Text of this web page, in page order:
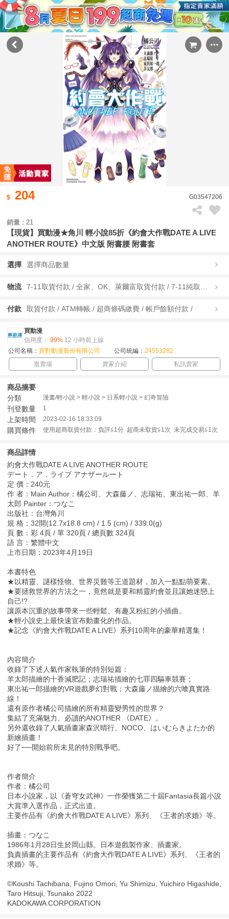
204 G03547206
銷量 : 21
【現貨】買動漫★角川 輕小說85折《約會大作戰DATE A LIVE
ANOTHER ROUTE》中文版 附書腰 附書套
選擇 選擇商品數量
物流
付款 取貨付款 / ATM轉帳 / 超商條碼繳費 / 帳戶餘額付款 /
買動漫
信用度： 99% 12 小時前上線
公司名稱： 買對動漫股份有限公司 公司統編： 24553282
逛賣場
賣家介紹 私訊賣家
商品摘要
分類
漫畫/輕小說 > 輕小說 > 日系輕小說 > 幻奇冒險
刊登數量 1
上架時間 2023-02-16 18:33:09
購買條件 使用超商取貨付款：負評≦1分 超商未取貨≦1次 未完成交易≦1次
商品詳情
約會大作戰DATE A LIVE ANOTHER ROUTE
デート．ア．ライブ アナザールート
定 價：240元
作 者：Main Author：橘公司、大森藤ノ、志瑞祐、東出祐一郎、羊
太郎 Painter：つなこ
出版社：台灣角川
規 格：32開(12.7x18.8 cm) / 1.5 (cm) / 339.0(g)
頁 數：彩 4頁 / 單 320頁 / 總頁數 324頁
語 言：繁體中文
上市日期：2023年4月19日
本書特色
★以精靈、謎樣怪物、世界災難等王道題材，加入一點點萌要素。
★要拯救世界的方法之一，竟然就是要和精靈約會並且讓她迷戀上
自己!?
讓原本沉重的故事帶來一些輕鬆、有趣又粉紅的小插曲。
★輕小說史上最快速宣布動畫化的作品。
★記念《約會大作戰DATE A LIVE》系列10周年的豪華精選集！
內容簡介
收錄了下述人氣作家執筆的特別短篇：
羊太郎描繪的十香減肥記；志瑞祐描繪的七罪四驅車競賽；
東出祐一郎描繪的VR遊戲夢幻對戰；大森藤ノ描繪的六喰真實路
線！
還有原作者橘公司描繪的所有精靈變男性的世界？
集結了充滿魅力、必讀的ANOTHER 《DATE》。
另外還收錄了人氣插畫家森沢晴行、NOCO、はいむらきよたか的
新繪插畫！
好了──開始前所未見的特別戰爭吧。
作者簡介
作者：橘公司
日本小說家，以《蒼穹女武神》一作榮獲第二十屆Fantasia長篇小說
大賞準入選作品，正式出道。
主要作品有《約會大作戰DATE A LIVE》系列、《王者的求婚》等。
插畫：つなこ
1986年1月28日生於岡山縣。日本遊戲製作家、插畫家。
負責插畫的主要作品有《約會大作戰DATE A LIVE》系列、《王者的
求婚》等。
©Koushi Tachibana, Fujino Omori, Yu Shimizu, Yuichiro Higashide,
Taro Hitsuji, Tsunako 2022
KADOKAWA CORPORATION